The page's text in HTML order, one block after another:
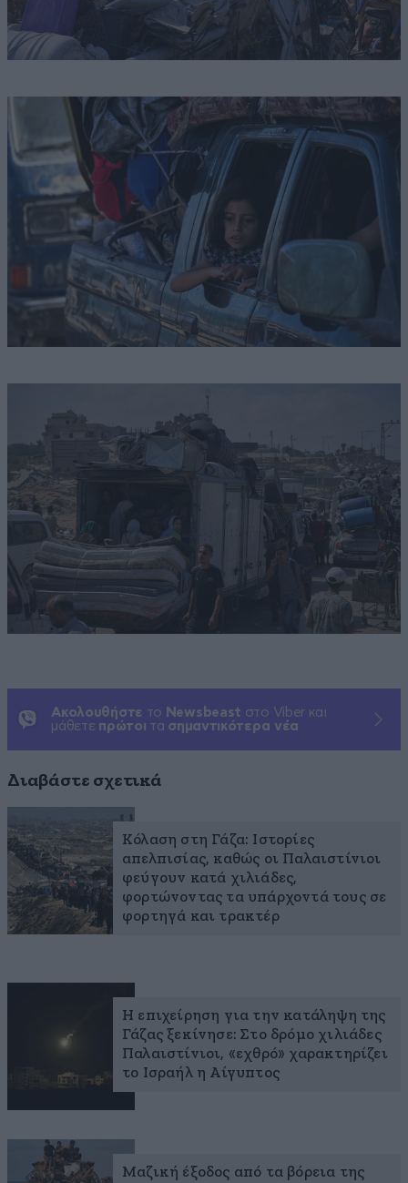
Ακολουθήστε το Newsbeast στο Viber και
μάθετε πρώτοι τα σημαντικότερα νέα
Διαβάστε σχετικά
Κόλαση στη Γάζα: Ιστορίες
απελπισίας, καθώς οι Παλαιστίνιοι
φεύγουν κατά χιλιάδες,
φορτώνοντας τα υπάρχοντά τους σε
φορτηγά και τρακτέρ
Η επιχείρηση για την κατάληψη της
Γάζας ξεκίνησε: Στο δρόμο χιλιάδες
Παλαιστίνιοι, «εχθρό» χαρακτηρίζει
το Ισραήλ η Αίγυπτος
Μαζική έξοδος από τα βόρεια της